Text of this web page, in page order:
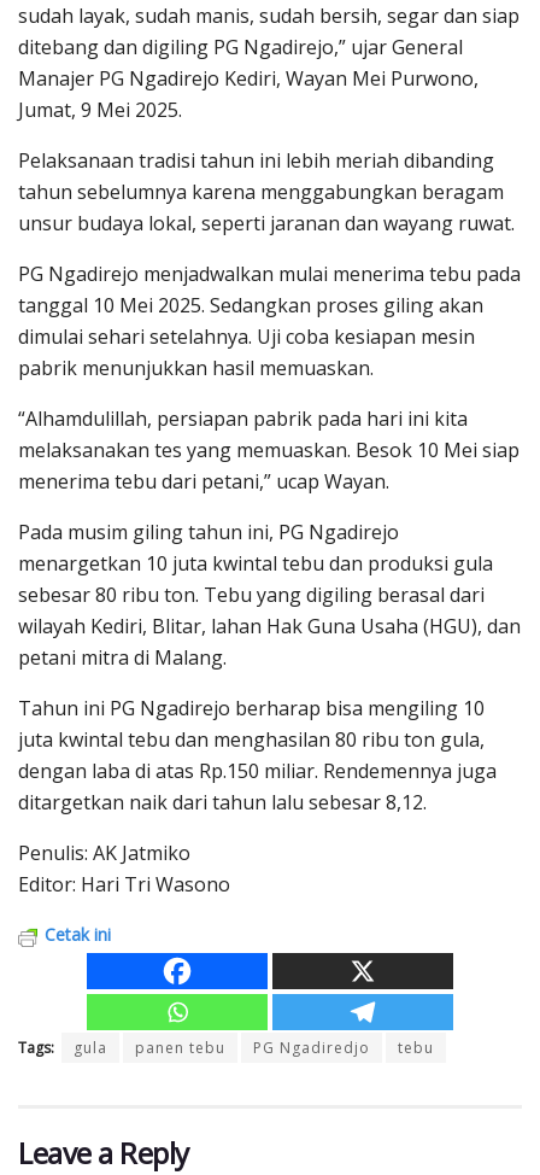
sudah layak, sudah manis, sudah bersih, segar dan siap
ditebang dan digiling PG Ngadirejo,” ujar General
Manajer PG Ngadirejo Kediri, Wayan Mei Purwono,
Jumat, 9 Mei 2025.
Pelaksanaan tradisi tahun ini lebih meriah dibanding
tahun sebelumnya karena menggabungkan beragam
unsur budaya lokal, seperti jaranan dan wayang ruwat.
PG Ngadirejo menjadwalkan mulai menerima tebu pada
tanggal 10 Mei 2025. Sedangkan proses giling akan
dimulai sehari setelahnya. Uji coba kesiapan mesin
pabrik menunjukkan hasil memuaskan.
“Alhamdulillah, persiapan pabrik pada hari ini kita
melaksanakan tes yang memuaskan. Besok 10 Mei siap
menerima tebu dari petani,” ucap Wayan.
Pada musim giling tahun ini, PG Ngadirejo
menargetkan 10 juta kwintal tebu dan produksi gula
sebesar 80 ribu ton. Tebu yang digiling berasal dari
wilayah Kediri, Blitar, lahan Hak Guna Usaha (HGU), dan
petani mitra di Malang.
Tahun ini PG Ngadirejo berharap bisa mengiling 10
juta kwintal tebu dan menghasilan 80 ribu ton gula,
dengan laba di atas Rp.150 miliar. Rendemennya juga
ditargetkan naik dari tahun lalu sebesar 8,12.
Penulis: AK Jatmiko
Editor: Hari Tri Wasono
Cetak ini
Tags: gula panen tebu PG Ngadiredjo tebu
Leave a Reply